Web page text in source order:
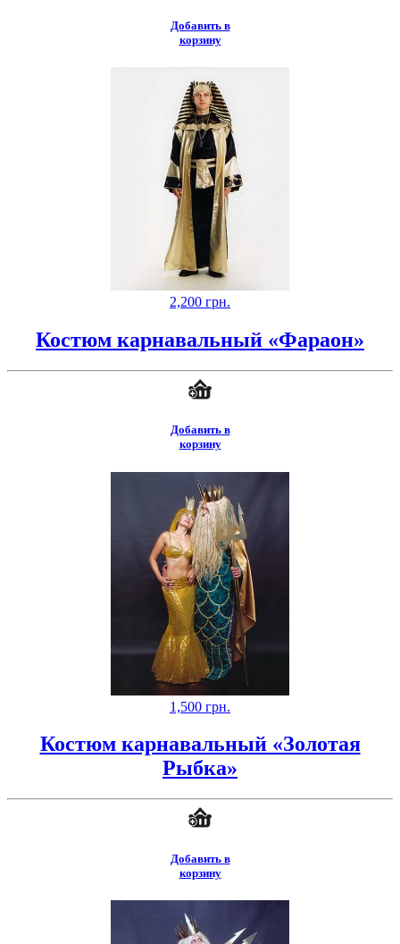
Добавить в
корзину
2,200 грн.
Костюм карнавальный «Фараон»
Добавить в
корзину
1,500 грн.
Костюм карнавальный «Золотая
Рыбка»
Добавить в
корзину